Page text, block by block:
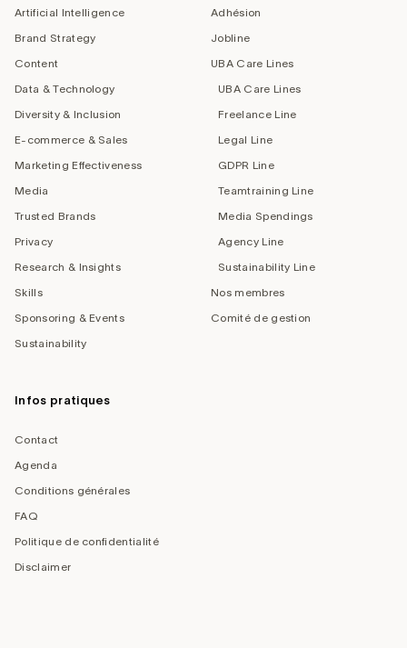
Artificial Intelligence
Brand Strategy
Content
Data & Technology
Diversity & Inclusion
E-commerce & Sales
Marketing Effectiveness
Media
Trusted Brands
Privacy
Research & Insights
Skills
Sponsoring & Events
Sustainability
Adhésion
Jobline
UBA Care Lines
UBA Care Lines
Freelance Line
Legal Line
GDPR Line
Teamtraining Line
Media Spendings
Agency Line
Sustainability Line
Nos membres
Comité de gestion
Infos pratiques
Contact
Agenda
Conditions générales
FAQ
Politique de confidentialité
Disclaimer